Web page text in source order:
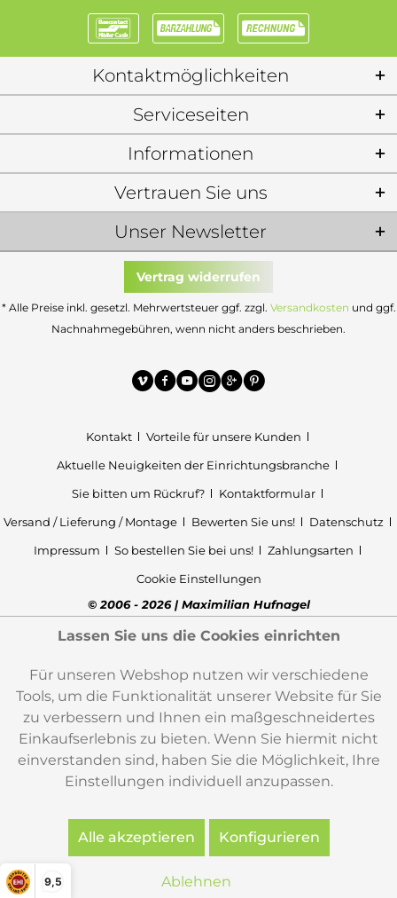
9,5
Kontaktmöglichkeiten
Serviceseiten
Informationen
Unser Newsletter
Vertrauen Sie uns
Vertrag widerrufen
* Alle Preise inkl. gesetzl. Mehrwertsteuer ggf. zzgl. Versandkosten und ggf.
Nachnahmegebühren, wenn nicht anders beschrieben.
Kontakt
Vorteile für unsere Kunden
Aktuelle Neuigkeiten der Einrichtungsbranche
Sie bitten um Rückruf?
Kontaktformular
Versand / Lieferung / Montage
Bewerten Sie uns!
Datenschutz
Impressum
So bestellen Sie bei uns!
Zahlungsarten
Cookie Einstellungen
© 2006 - 2026 | Maximilian Hufnagel
Lassen Sie uns die Cookies einrichten
Für unseren Webshop nutzen wir verschiedene
Tools, um die Funktionalität unserer Website für Sie
zu verbessern und Ihnen ein maßgeschneidertes
Einkaufserlebnis zu bieten. Wenn Sie hiermit nicht
einverstanden sind, haben Sie die Möglichkeit, Ihre
Einstellungen individuell anzupassen.
Alle akzeptieren Konfigurieren
Ablehnen